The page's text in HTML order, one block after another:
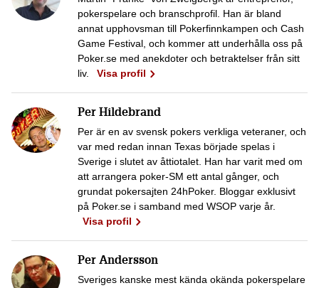
pokerspelare och branschprofil. Han är bland
annat upphovsman till Pokerfinnkampen och Cash
Game Festival, och kommer att underhålla oss på
Poker.se med anekdoter och betraktelser från sitt
liv.
Visa profil
Per Hildebrand
Per är en av svensk pokers verkliga veteraner, och
var med redan innan Texas började spelas i
Sverige i slutet av åttiotalet. Han har varit med om
att arrangera poker-SM ett antal gånger, och
grundat pokersajten 24hPoker. Bloggar exklusivt
på Poker.se i samband med WSOP varje år.
Visa profil
Per Andersson
Sveriges kanske mest kända okända pokerspelare